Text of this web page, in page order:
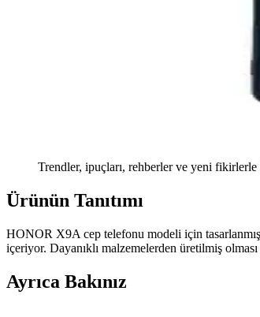
Trendler, ipuçları, rehberler ve yeni
Ürünün Tanıtımı
HONOR X9A cep telefonu modeli için tasarlanmış
içeriyor. Dayanıklı malzemelerden üretilmiş
Ayrıca Bakınız